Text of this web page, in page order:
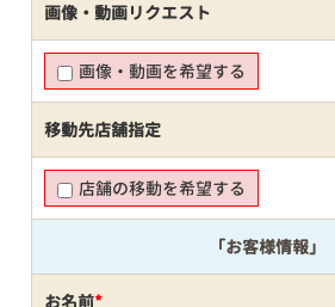
画像・動画リクエスト
画像・動画を希望する
移動先店舗指定
店舗の移動を希望する
「お客様情報」
お名前*